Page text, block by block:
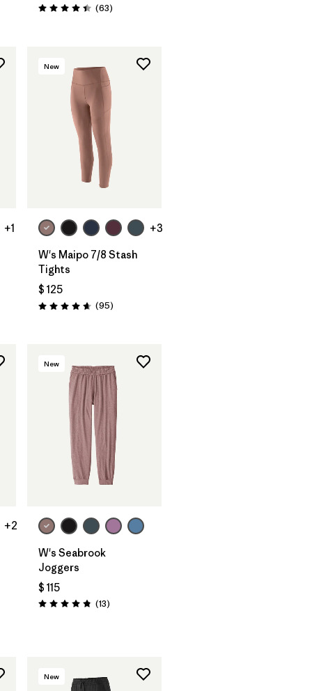
Valoración: 4.4 / 5
(63Comentarios
)
+1
New
+3
W's Maipo 7/8 Stash
Tights
$ 125
Valoración: 4.7 / 5
(95Comentarios
)
+2
New
W's Seabrook
Joggers
$ 115
Valoración: 4.8 / 5
(13Comentarios
)
New